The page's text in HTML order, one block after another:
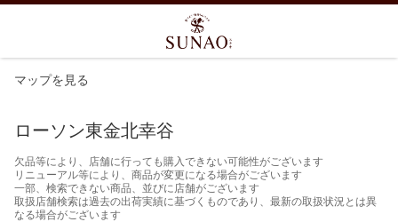
マップを見る
ローソン東金北幸谷
欠品等により、店舗に行っても購入できない可能性がございます
リニューアル等により、商品が変更になる場合がございます
一部、検索できない商品、並びに店舗がございます
取扱店舗検索は過去の出荷実績に基づくものであり、最新の取扱状況とは異
なる場合がございます